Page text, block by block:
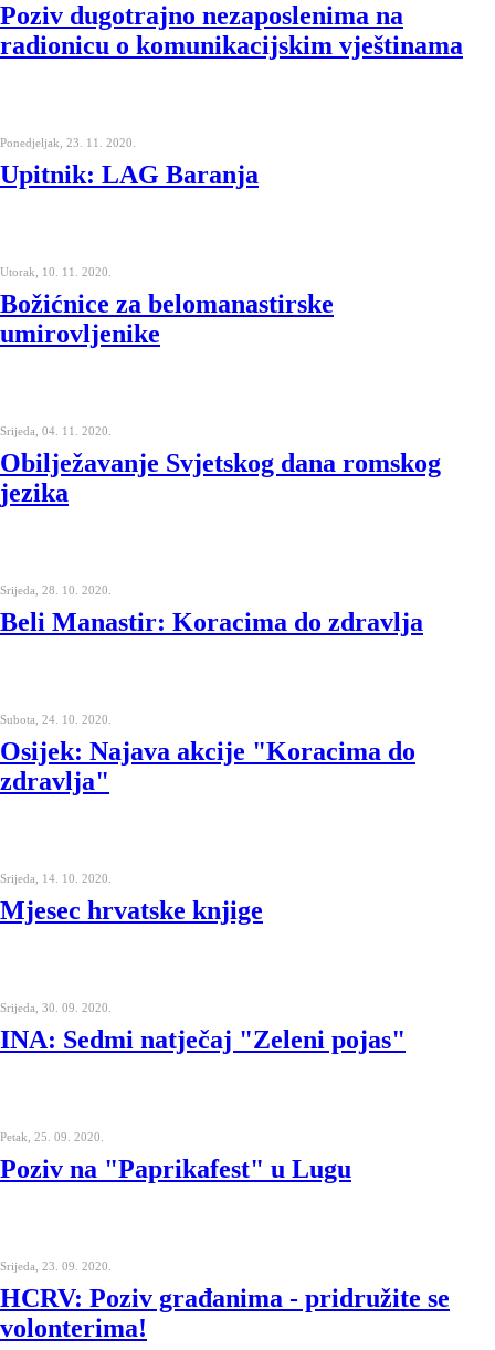
Poziv dugotrajno nezaposlenima na
radionicu o komunikacijskim vještinama
Ponedjeljak, 23. 11. 2020.
Upitnik: LAG Baranja
Utorak, 10. 11. 2020.
Božićnice za belomanastirske
umirovljenike
Srijeda, 04. 11. 2020.
Obilježavanje Svjetskog dana romskog
jezika
Srijeda, 28. 10. 2020.
Beli Manastir: Koracima do zdravlja
Subota, 24. 10. 2020.
Osijek: Najava akcije "Koracima do
zdravlja"
Srijeda, 14. 10. 2020.
Mjesec hrvatske knjige
Srijeda, 30. 09. 2020.
INA: Sedmi natječaj "Zeleni pojas"
Petak, 25. 09. 2020.
Poziv na "Paprikafest" u Lugu
Srijeda, 23. 09. 2020.
HCRV: Poziv građanima - pridružite se
volonterima!